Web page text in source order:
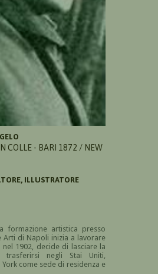
COLLE - BARI 1872 / NEW
ILLUSTRATORE
formazione artistica presso
Arti di Napoli inizia a lavorare
nel 1902, decide di lasciare la
negli Stai Uniti,
come sede di residenza e